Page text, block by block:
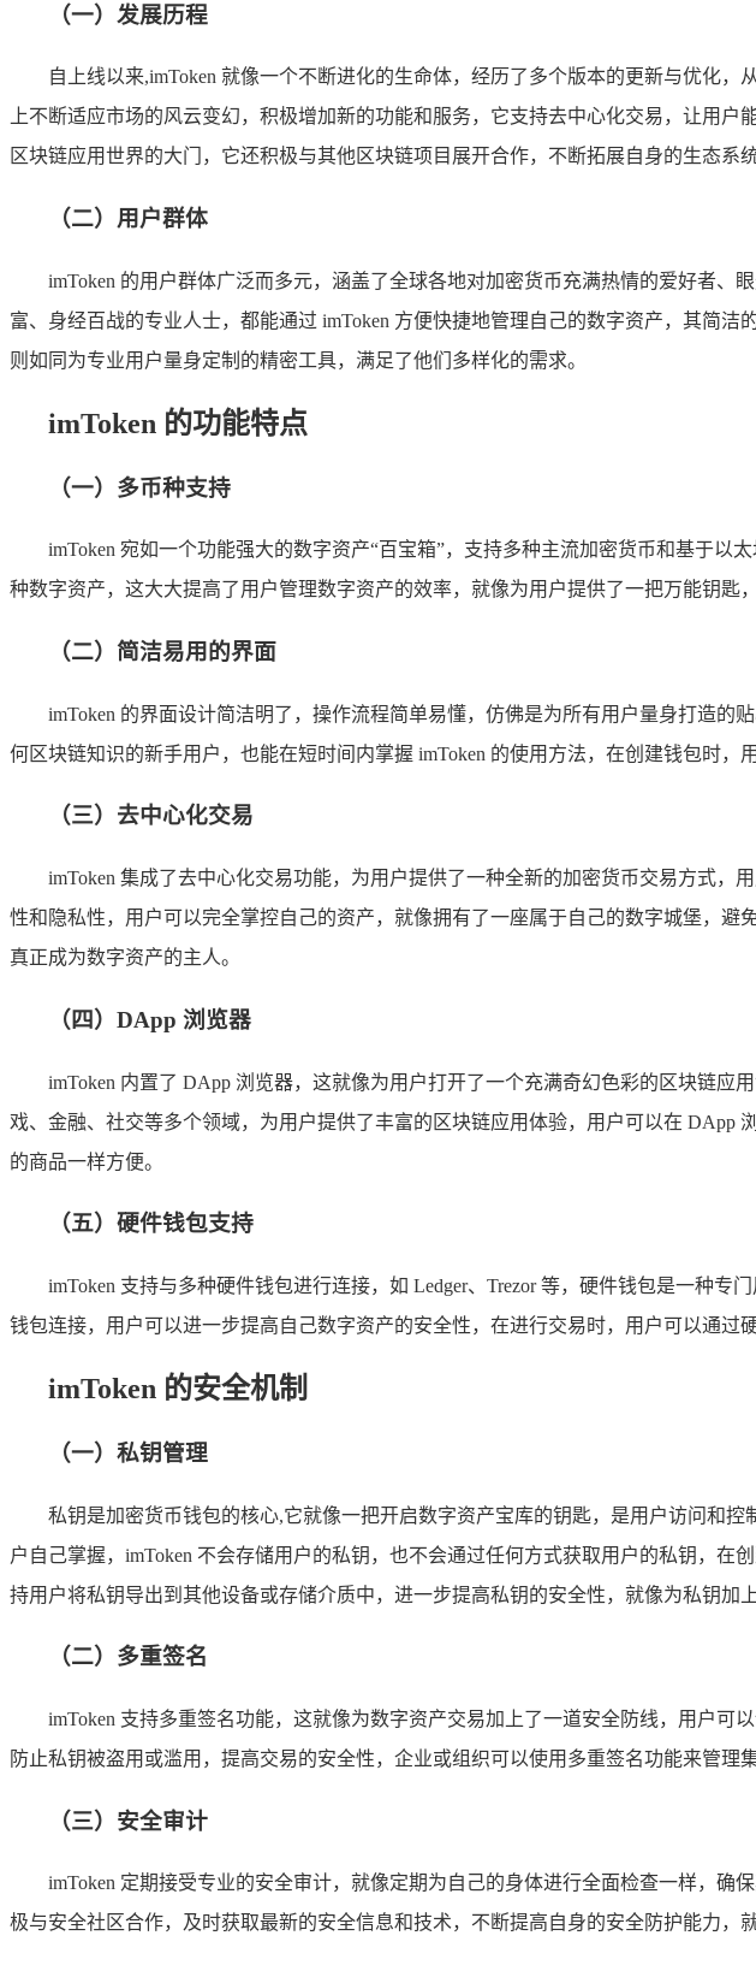
（一）发展历程
自上线以来,imToken 就像一个不断进化的生命体，经历了多个版本的更新与优化
上不断适应市场的风云变幻，积极增加新的功能和服务，它支持去中心化交易，让用
区块链应用世界的大门，它还积极与其他区块链项目展开合作，不断拓展自身的生态系
（二）用户群体
imToken 的用户群体广泛而多元，涵盖了全球各地对加密货币充满热情的爱好者
富、身经百战的专业人士，都能通过 imToken 方便快捷地管理自己的数字资产，其简
则如同为专业用户量身定制的精密工具，满足了他们多样化的需求。
imToken 的功能特点
（一）多币种支持
imToken 宛如一个功能强大的数字资产“百宝箱”，支持多种主流加密货币和基于
种数字资产，这大大提高了用户管理数字资产的效率，就像为用户提供了一把万能钥
（二）简洁易用的界面
imToken 的界面设计简洁明了，操作流程简单易懂，仿佛是为所有用户量身打造
何区块链知识的新手用户，也能在短时间内掌握 imToken 的使用方法，在创建钱包时
（三）去中心化交易
imToken 集成了去中心化交易功能，为用户提供了一种全新的加密货币交易方式
性和隐私性，用户可以完全掌控自己的资产，就像拥有了一座属于自己的数字城堡，
真正成为数字资产的主人。
（四）DApp 浏览器
imToken 内置了 DApp 浏览器，这就像为用户打开了一个充满奇幻色彩的区块链
戏、金融、社交等多个领域，为用户提供了丰富的区块链应用体验，用户可以在 DApp
的商品一样方便。
（五）硬件钱包支持
imToken 支持与多种硬件钱包进行连接，如 Ledger、Trezor 等，硬件钱包是一种
钱包连接，用户可以进一步提高自己数字资产的安全性，在进行交易时，用户可以通过
imToken 的安全机制
（一）私钥管理
私钥是加密货币钱包的核心,它就像一把开启数字资产宝库的钥匙，是用户访问和
户自己掌握，imToken 不会存储用户的私钥，也不会通过任何方式获取用户的私钥，在
持用户将私钥导出到其他设备或存储介质中，进一步提高私钥的安全性，就像为私钥加
（二）多重签名
imToken 支持多重签名功能，这就像为数字资产交易加上了一道安全防线，用户
防止私钥被盗用或滥用，提高交易的安全性，企业或组织可以使用多重签名功能来管理
（三）安全审计
imToken 定期接受专业的安全审计，就像定期为自己的身体进行全面检查一样，确
极与安全社区合作，及时获取最新的安全信息和技术，不断提高自身的安全防护能力，